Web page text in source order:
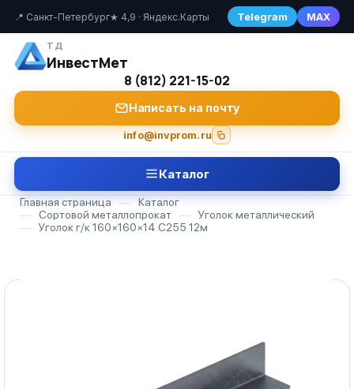
📍 Санкт-Петербург★ 4,9 · Яндекс.Карты Telegram MAX
ТД
ИнвестМет
8 (812) 221-15-02
Написать на почту
info@invprom.ru
Каталог
Главная страница —
Каталог
—
Сортовой металлопрокат —
Уголок металлический
—
Уголок г/к 160×160×14 С255 12м